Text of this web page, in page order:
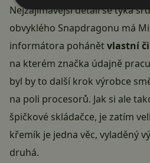
Nejzajímavější detail se týká
obvyklého Snapdragonu má
informátora pohánětvlastní
na kterém značka údajně
byl by to další krok výrobce
na poli procesorů. Jak si ale
špičkové skládačce, je zatím
křemík je jedna věc, vyladěný
druhá.